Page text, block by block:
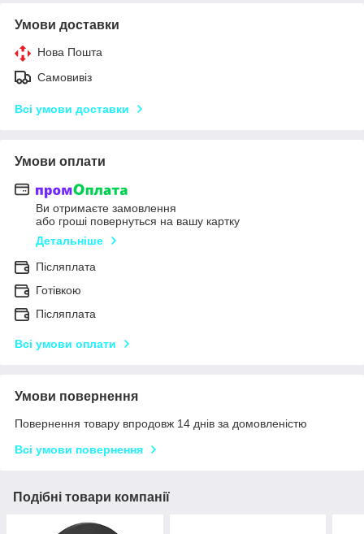
Умови доставки
Нова Пошта
Самовивіз
Всі умови доставки
Умови оплати
Ви отримаєте замовлення
або гроші повернуться на вашу картку
Детальніше
Післяплата
Готівкою
Післяплата
Всі умови оплати
Умови повернення
Повернення товару впродовж 14 днів за домовленістю
Всі умови повернення
Подібні товари компанії